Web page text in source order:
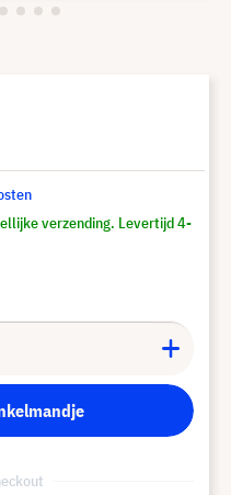
verzending. Levertijd 4-